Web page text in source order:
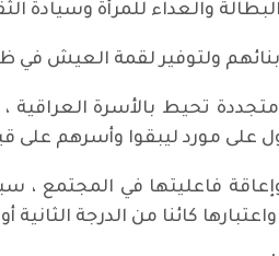
والعداء للمرأة وسيادة
ولتوفير لقمة العيش في
تحيط بالأسرة
مورد ليبقوا وأسرهم على
فاعليتها في المجتمع ،
كائنا من الدرجة الثانية